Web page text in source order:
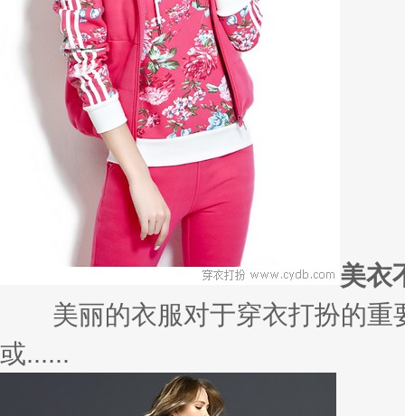
美衣
美丽的衣服对于穿衣打扮的重
或......